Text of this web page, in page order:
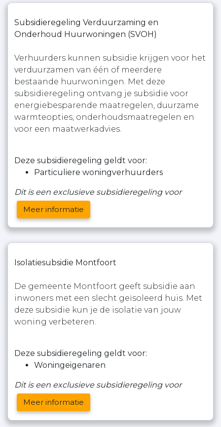
Subsidieregeling Verduurzaming en
Onderhoud Huurwoningen (SVOH)
Verhuurders kunnen subsidie krijgen voor het
verduurzamen van één of meerdere
bestaande huurwoningen. Met deze
subsidieregeling ontvang je subsidie voor
energiebesparende maatregelen, duurzame
warmteopties, onderhoudsmaatregelen en
voor een maatwerkadvies.
Deze subsidieregeling geldt voor:
Particuliere woningverhuurders
Dit is een exclusieve subsidieregeling voor
Meer informatie
Isolatiesubsidie Montfoort
De gemeente Montfoort geeft subsidie aan
inwoners met een slecht geïsoleerd huis. Met
deze subsidie kun je de isolatie van jouw
woning verbeteren.
Deze subsidieregeling geldt voor:
Woningeigenaren
Dit is een exclusieve subsidieregeling voor
Meer informatie